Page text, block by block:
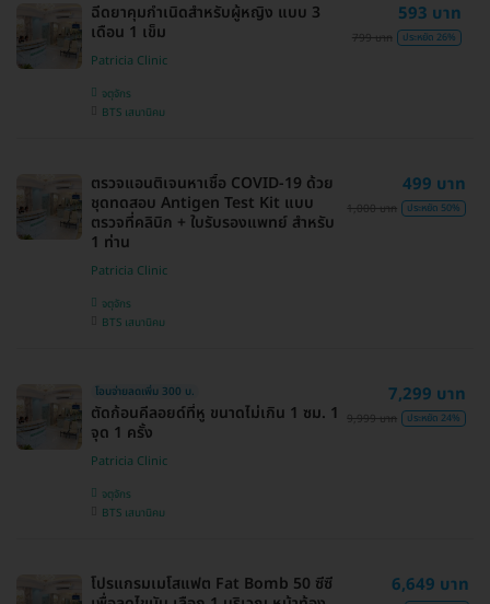
ฉีดยาคุมกำเนิดสำหรับผู้หญิง แบบ 3
เดือน 1 เข็ม
Patricia Clinic
จตุจักร
BTS เสนานิคม
593 บาท
799 บาท ประหยัด 26%
ตรวจแอนติเจนหาเชื้อ COVID-19 ด้วย
ชุดทดสอบ Antigen Test Kit แบบ
ตรวจที่คลินิก + ใบรับรองแพทย์ สำหรับ
1 ท่าน
Patricia Clinic
จตุจักร
BTS เสนานิคม
499 บาท
1,000 บาท ประหยัด 50%
โอนจ่ายลดเพิ่ม 300 บ.
ตัดก้อนคีลอยด์ที่หู ขนาดไม่เกิน 1 ซม. 1
จุด 1 ครั้ง
Patricia Clinic
จตุจักร
BTS เสนานิคม
7,299 บาท
9,999 บาท ประหยัด 24%
โปรแกรมเมโสแฟต Fat Bomb 50 ซีซี
6,649 บาท